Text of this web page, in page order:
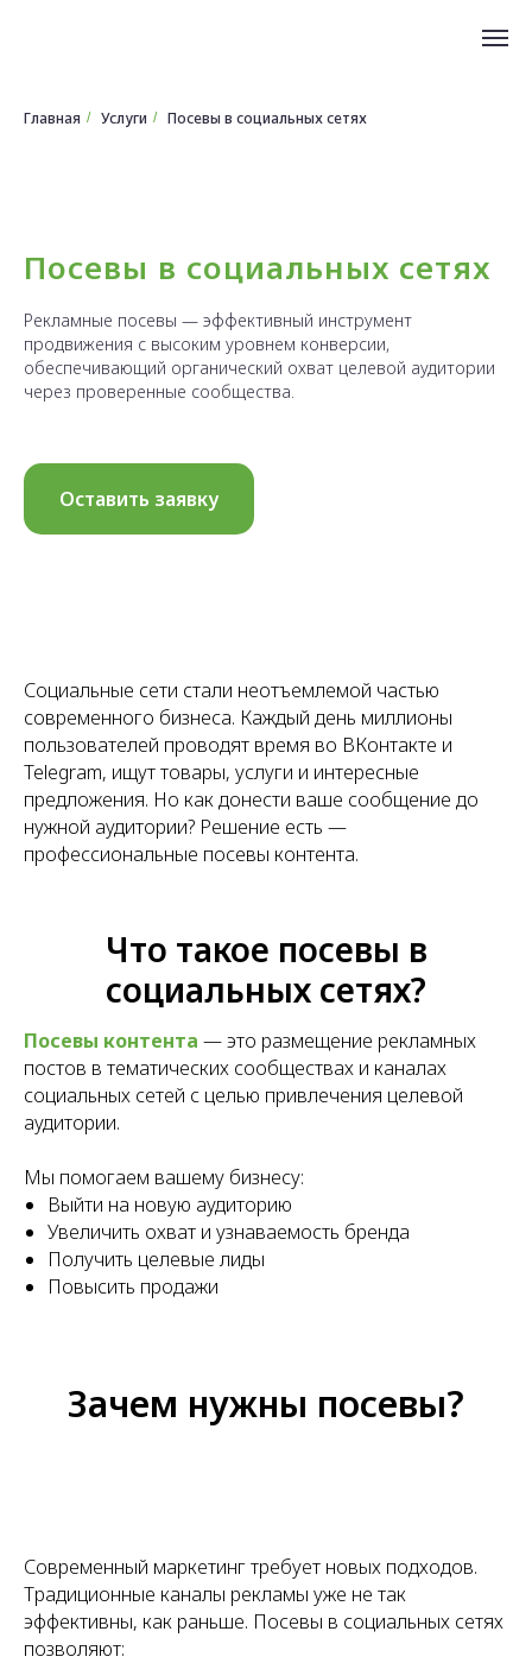
Главная / Услуги / Посевы в социальных сетях
Посевы в социальных сетях
Рекламные посевы — эффективный инструмент
продвижения с высоким уровнем конверсии,
обеспечивающий органический охват целевой аудитории
через проверенные сообщества.
Оставить заявку
Социальные сети стали неотъемлемой частью
современного бизнеса. Каждый день миллионы
пользователей проводят время во ВКонтакте и
Telegram, ищут товары, услуги и интересные
предложения. Но как донести ваше сообщение до
нужной аудитории? Решение есть —
профессиональные посевы контента.
Что такое посевы в
социальных сетях?
Посевы контента — это размещение рекламных
постов в тематических сообществах и каналах
социальных сетей с целью привлечения целевой
аудитории.
Мы помогаем вашему бизнесу:
Выйти на новую аудиторию
Увеличить охват и узнаваемость бренда
Получить целевые лиды
Повысить продажи
Зачем нужны посевы?
Современный маркетинг требует новых подходов.
Традиционные каналы рекламы уже не так
эффективны, как раньше. Посевы в социальных сетях
позволяют: